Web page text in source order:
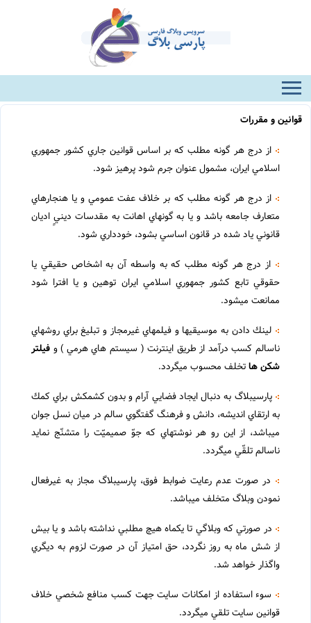
قوانين و مقررات
از درج هر گونه مطلب که بر اساس قوانين جاري کشور جمهوري
اسلامي ايران، مشمول عنوان جرم شود پرهيز شود.
از درج هر گونه مطلب که بر خلاف عفت عمومي و يا هنجارهاي
متعارف جامعه باشد و يا به گونه‏اي اهانت به مقدسات دينيٍ اديان
قانوني ياد شده در قانون اساسي بشود، خودداري شود.
از درج هر گونه مطلب که به واسطه آن به اشخاص حقيقي يا
حقوقي تابع کشور جمهوري اسلامي ايران توهين و يا افترا شود
ممانعت مي‏شود.
لينك دادن به موسيقي‏ها و فيلم‏هاي غيرمجاز و تبليغ براي روش‏هاي
ناسالم كسب درآمد از طريق اينترنت ( سيستم هاي هرمي ) و فيلتر
شكن هاتخلف محسوب مي‏گردد.
پارسي‏بلاگ به دنبال ايجاد فضايي آرام و بدون كشمكش براي كمك
به ارتقاي انديشه، دانش و فرهنگ گفتگوي سالم در ميان نسل جوان
مي‏باشد، از اين رو هر نوشته‏اي كه جوّ صميميّت را متشنّج نمايد
ناسالم تلقّي مي‏گردد.
در صورت عدم رعايت ضوابط فوق، پارسي‏بلاگ مجاز به غيرفعال
نمودن وبلاگ متخلف مي‏باشد.
در صورتي كه وبلاگي تا يكماه هيچ مطلبي نداشته باشد و يا بيش
از شش ماه به روز نگردد، حق امتياز آن در صورت لزوم به ديگري
واگذار خواهد شد.
سوء استفاده از امكانات سايت جهت كسب منافع شخصي خلاف
قوانين سايت تلقي مي‏گردد.